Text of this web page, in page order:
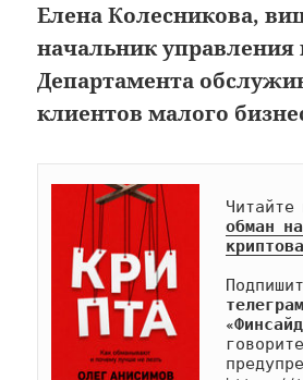
Елена Колесникова,
начальник
Департамента
клиентов малого
Читайте
обман на